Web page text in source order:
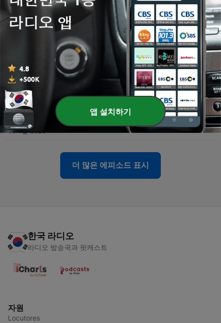
21 5월 2026
50 - 49. 제 1차 세계대전 (1911-1915)
48. 매일 드려지는 제사 (1906-1910)
07 5월 2026
28 4월 2026
46 - 46. 전 세계로... (1905년 즈음)
09 4월 2026
더 많은 에피소드 표시
한국 라디오
라디오 방송국과 팟캐스트
자원
Locutores
앱 설치하기